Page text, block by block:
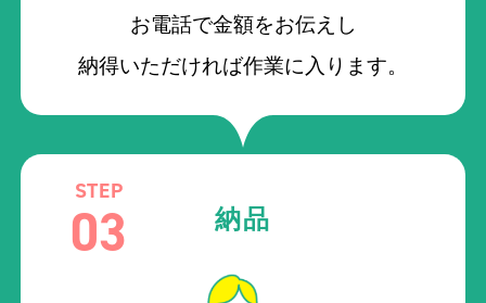
お電話で金額をお伝えし
納得いただければ作業に入ります。
STEP
03 納品